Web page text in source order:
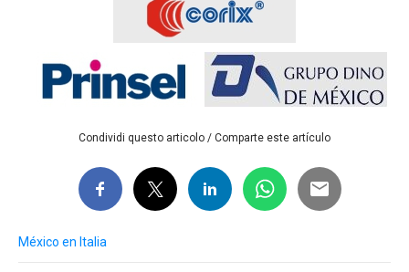
Condividi questo articolo / Comparte este artículo
México en Italia